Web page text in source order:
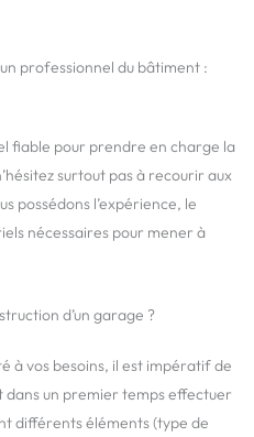
professionnel du bâtiment :
fiable pour prendre en charge la
surtout pas à recourir aux
possédons l’expérience, le
nécessaires pour mener à
d’un garage ?
à vos besoins, il est impératif de
dans un premier temps effectuer
différents éléments (type de